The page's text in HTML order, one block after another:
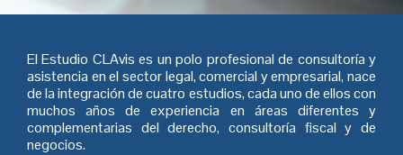
El Estudio CLAvis es un polo profesional de consultoría y
asistencia en el sector legal, comercial y empresarial, nace
de la integración de cuatro estudios, cada uno de ellos con
muchos años de experiencia en áreas diferentes y
complementarias del derecho, consultoría fiscal y de
negocios.